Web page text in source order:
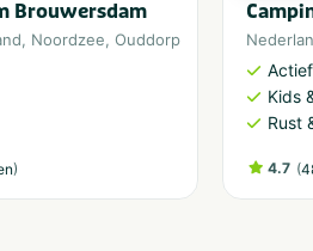
Brouwersdam
, Noordzee, Ouddorp
)
Kids
Rust
4.7 (